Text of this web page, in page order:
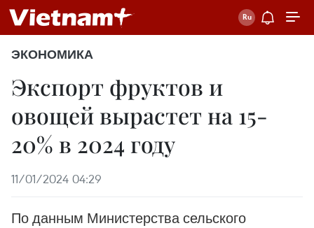
ЭКОНОМИКА
Экспорт фруктов и
овощей вырастет на 15-
20% в 2024 году
11/01/2024 04:29
По данным Министерства сельского